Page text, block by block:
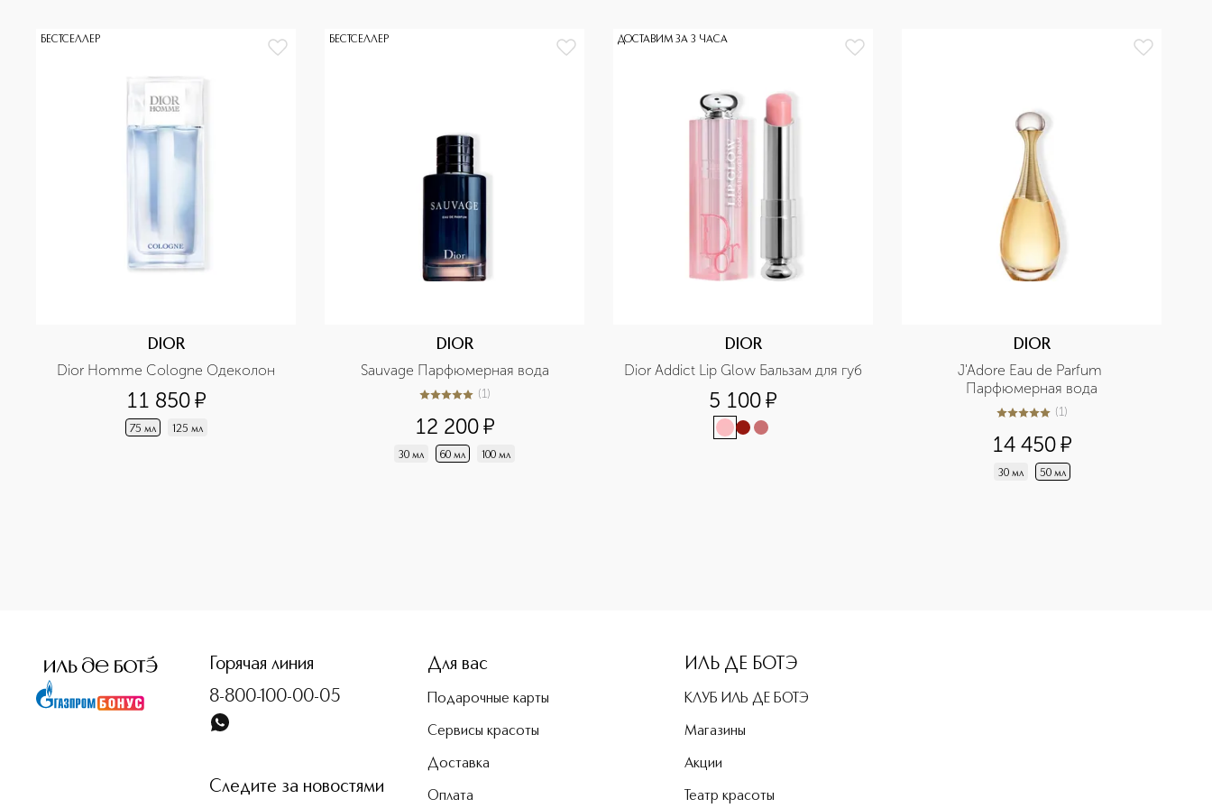
БЕСТСЕЛЛЕР
DIOR
Dior Homme Cologne Одеколон
11 850¤
75 мл 125 мл
БЕСТСЕЛЛЕР
DIOR
Sauvage Парфюмерная вода
5из 51 (1)
12 200¤
30 мл 60 мл 100 мл
ДОСТАВИМ ЗА 3 ЧАСА
DIOR
Dior Addict Lip Glow Бальзам для губ
5 100¤
DIOR
J'Adore Eau de Parfum
Парфюмерная вода
5из 51 (1)
14 450¤
30 мл 50 мл
Горячая линия
8-800-100-00-05
Следите за новостями
Для вас
Подарочные карты
Сервисы красоты
Доставка
Оплата
ИЛЬ ДЕ БОТЭ
КЛУБ ИЛЬ ДЕ БОТЭ
Магазины
Акции
Театр красоты